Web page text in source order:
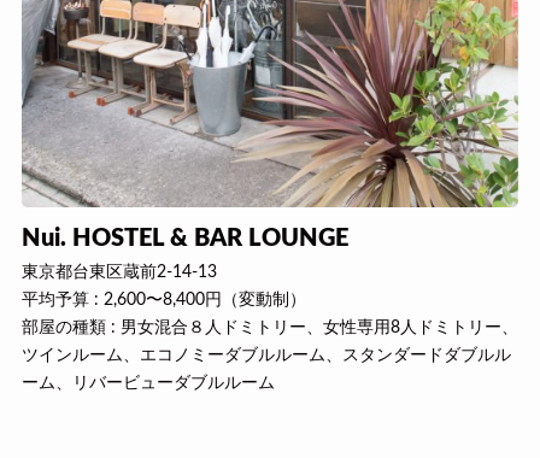
Nui. HOSTEL & BAR LOUNGE
東京都台東区蔵前2-14-13
平均予算 : 2,600〜8,400円（変動制）
部屋の種類 : 男女混合８人ドミトリー、女性専用8人ドミトリー、
ツインルーム、エコノミーダブルルーム、スタンダードダブルル
ーム、リバービューダブルルーム